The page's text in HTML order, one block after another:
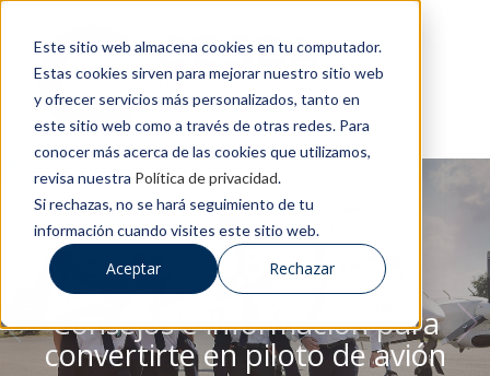
Este sitio web almacena cookies en tu computador.
Estas cookies sirven para mejorar nuestro sitio web
y ofrecer servicios más personalizados, tanto en
este sitio web como a través de otras redes. Para
conocer más acerca de las cookies que utilizamos,
revisa nuestra Política de privacidad.
Si rechazas, no se hará seguimiento de tu
información cuando visites este sitio web.
Aceptar Rechazar
BLOG DE CESDA
Consejos e información para
convertirte en piloto de avión